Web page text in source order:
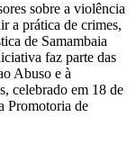
sobre a violência
a prática de crimes,
de Samambaia
faz parte das
Abuso e à
celebrado em 18 de
Promotoria de